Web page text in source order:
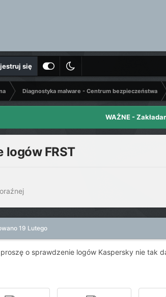
się
Diagnostyka malware - Centrum bezpieczeństwa
WAŻNE -
logów FRST
19 Lutego
o sprawdzenie logów Kaspersky nie tak